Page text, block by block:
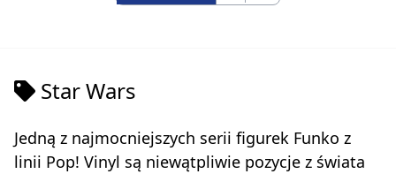
Star Wars
Jedną z najmocniejszych serii figurek Funko z
linii Pop! Vinyl są niewątpliwie pozycje z świata